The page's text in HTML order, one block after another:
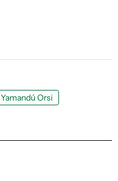
Yamandú Orsi